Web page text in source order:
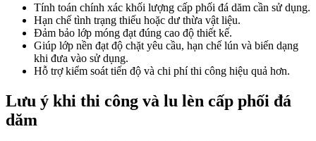
Tính toán chính xác khối lượng cấp phối đá dăm cần sử dụng.
Hạn chế tình trạng thiếu hoặc dư thừa vật liệu.
Đảm bảo lớp móng đạt đúng cao độ thiết kế.
Giúp lớp nền đạt độ chặt yêu cầu, hạn chế lún và biến dạng
khi đưa vào sử dụng.
Hỗ trợ kiểm soát tiến độ và chi phí thi công hiệu quả hơn.
Lưu ý khi thi công và lu lèn cấp phối đá
dăm